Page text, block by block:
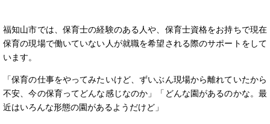
福知山市では、保育士の経験のある人や、保育士資格をお持ちで現在
保育の現場で働いていない人が就職を希望される際のサポートをして
います。
「保育の仕事をやってみたいけど、ずいぶん現場から離れていたから
不安、今の保育ってどんな感じなのか」「どんな園があるのかな。最
近はいろんな形態の園があるようだけど」